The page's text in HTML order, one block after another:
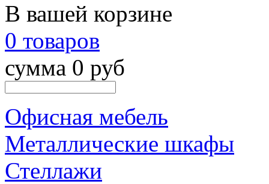
В вашей корзине
0 товаров
сумма 0 руб
Офисная мебель
Металлические шкафы
Стеллажи